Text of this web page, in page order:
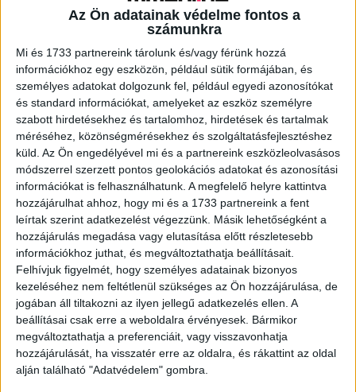
Az Ön adatainak védelme fontos a
számunkra
Mi és 1733 partnereink tárolunk és/vagy férünk hozzá
információkhoz egy eszközön, például sütik formájában, és
személyes adatokat dolgozunk fel, például egyedi azonosítókat
és standard információkat, amelyeket az eszköz személyre
szabott hirdetésekhez és tartalomhoz, hirdetések és tartalmak
méréséhez, közönségmérésekhez és szolgáltatásfejlesztéshez
küld. Az Ön engedélyével mi és a partnereink eszközleolvasásos
módszerrel szerzett pontos geolokációs adatokat és azonosítási
információkat is felhasználhatunk. A megfelelő helyre kattintva
hozzájárulhat ahhoz, hogy mi és a 1733 partnereink a fent
leírtak szerint adatkezelést végezzünk. Másik lehetőségként a
hozzájárulás megadása vagy elutasítása előtt részletesebb
információkhoz juthat, és megváltoztathatja beállításait.
Felhívjuk figyelmét, hogy személyes adatainak bizonyos
kezeléséhez nem feltétlenül szükséges az Ön hozzájárulása, de
jogában áll tiltakozni az ilyen jellegű adatkezelés ellen. A
beállításai csak erre a weboldalra érvényesek. Bármikor
megváltoztathatja a preferenciáit, vagy visszavonhatja
hozzájárulását, ha visszatér erre az oldalra, és rákattint az oldal
alján található "Adatvédelem" gombra.
alapelvek példaértékű, felsővezetőként a vállalaton belül
és kívül is kiemelkedő hatású képviseletéért vehette át a
„CEO of the Year” díjat.
A díjakat a Provident megbízásából dr. Jánosy Zsuzsanna
és Kőszegi András, a BrandTrend márkatanácsadó cég
vezetői vették át a helyszínen, akik az világkongresszus
magyarországi partnereként képviselték hazánkat az
eseményen – derül ki a Provident közleményéből.
CÍMKÉK díj Dubai
fenntarthatósági
Fenntarthatósági Világkongresszus
Provident
Facebook Email